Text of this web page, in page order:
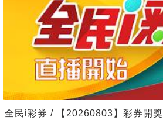
全民i彩券 / 【20260803】彩券開獎